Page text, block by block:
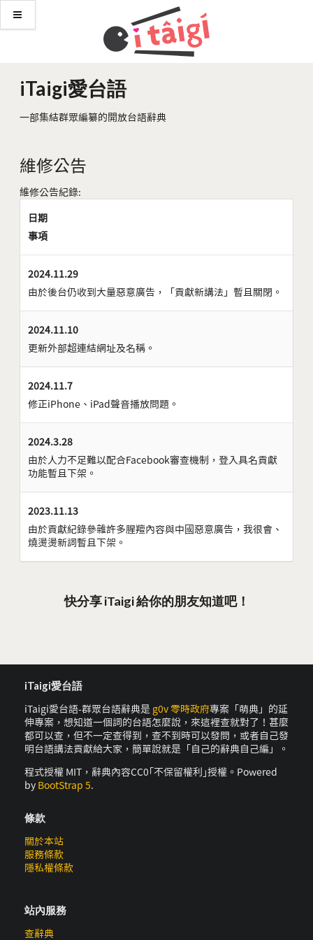
iTaigi愛台語
一部集結群眾編纂的開放台語辭典
維修公告
維修公告紀錄:
日期
事項
2024.11.29
由於後台仍收到大量惡意廣告，「貢獻新講法」暫且關閉。
2024.11.10
更新外部超連結網址及名稱。
2024.11.7
修正iPhone、iPad聲音播放問題。
2024.3.28
由於人力不足難以配合Facebook審查機制，登入具名貢獻
功能暫且下架。
2023.11.13
由於貢獻紀錄參雜許多腥羶內容與中國惡意廣告，我很會、
燒燙燙新詞暫且下架。
快分享 iTaigi 給你的朋友知道吧！
iTaigi愛台語
iTaigi愛台語-群眾台語辭典是 g0v 零時政府專案「萌典」的延
伸專案，想知道一個詞的台語怎麼說，來這裡查就對了！甚麼
都可以查，但不一定查得到，查不到時可以發問，或者自己發
明台語講法貢獻給大家，簡單說就是「自己的辭典自己編」。
程式授權 MIT，辭典內容CC0｢不保留權利｣授權。Powered
by BootStrap 5.
條款
關於本站
服務條款
隱私權條款
站內服務
查辭典